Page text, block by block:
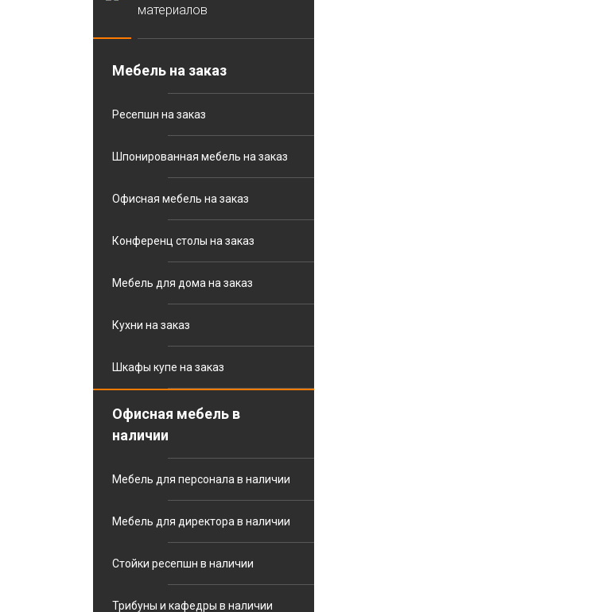
материалов
Мебель на заказ
Ресепшн на заказ
Шпонированная мебель на заказ
Офисная мебель на заказ
Конференц столы на заказ
Мебель для дома на заказ
Кухни на заказ
Шкафы купе на заказ
Офисная мебель в
наличии
Мебель для персонала в наличии
Мебель для директора в наличии
Стойки ресепшн в наличии
Трибуны и кафедры в наличии